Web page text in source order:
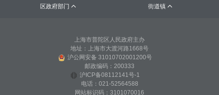
区政府部门  街道镇 
上海市普陀区人民政府主办
地址：上海市大渡河路1668号
沪公网安备 31010702001200号
邮政编码：200333
沪ICP备08112141号-1
电话：021-52564588
网站标识码：3101070016